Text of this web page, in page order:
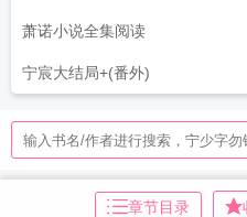
萧诺小说全集阅读
宁宸大结局+(番外)
章节目录